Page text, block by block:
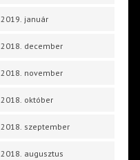
2019. január
2018. december
2018. november
2018. október
2018. szeptember
2018. augusztus